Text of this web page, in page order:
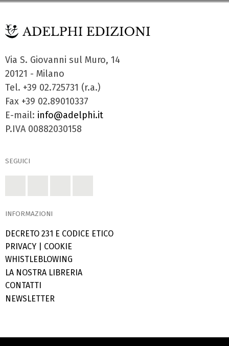
Via S. Giovanni sul Muro, 14
20121 - Milano
Tel. +39 02.725731 (r.a.)
Fax +39 02.89010337
E-mail: info@adelphi.it
P.IVA 00882030158
SEGUICI
INFORMAZIONI
DECRETO 231 E CODICE ETICO
PRIVACY
COOKIE
WHISTLEBLOWING
LA NOSTRA LIBRERIA
CONTATTI
NEWSLETTER